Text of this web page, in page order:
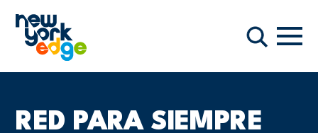
Buscar
RED PARA SIEMPRE